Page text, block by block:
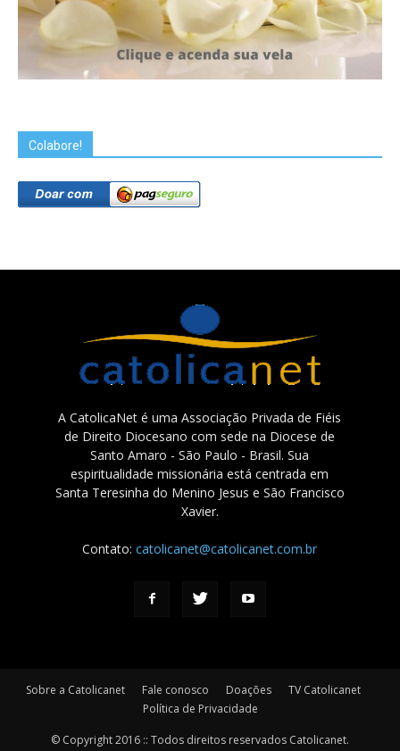
Colabore!
A CatolicaNet é uma Associação Privada de Fiéis
de Direito Diocesano com sede na Diocese de
Santo Amaro - São Paulo - Brasil. Sua
espiritualidade missionária está centrada em
Santa Teresinha do Menino Jesus e São Francisco
Xavier.
Contato:catolicanet@catolicanet.com.br
Sobre a Catolicanet Fale conosco Doações
TV Catolicanet
Política de Privacidade
© Copyright 2016 :: Todos direitos reservados Catolicanet.